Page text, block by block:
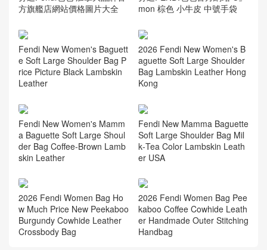
方旗艦店網站價格圖片大全
mon 棕色 小牛皮 中號手袋
Fendi New Women's Baguett
e Soft Large Shoulder Bag P
rice Picture Black Lambskin
Leather
2026 Fendi New Women's B
aguette Soft Large Shoulder
Bag Lambskin Leather Hong
Kong
Fendi New Women's Mamm
a Baguette Soft Large Shoul
der Bag Coffee‑Brown Lamb
skin Leather
Fendi New Mamma Baguette
Soft Large Shoulder Bag Mil
k‑Tea Color Lambskin Leath
er USA
2026 Fendi Women Bag Ho
w Much Price New Peekaboo
Burgundy Cowhide Leather
Crossbody Bag
2026 Fendi Women Bag Pee
kaboo Coffee Cowhide Leath
er Handmade Outer Stitching
Handbag